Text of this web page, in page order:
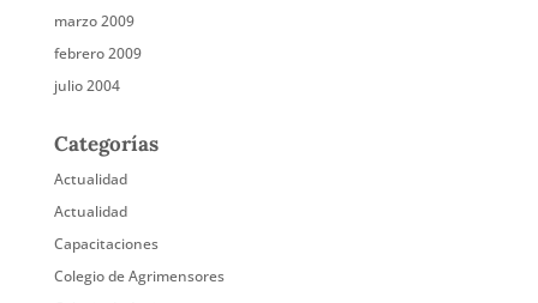
marzo 2009
febrero 2009
julio 2004
Categorías
Actualidad
Actualidad
Capacitaciones
Colegio de Agrimensores